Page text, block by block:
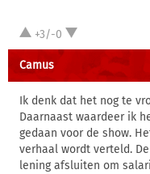
+3/-0
Camus
Ik denk dat het nog te
Daarnaast waardeer ik
gedaan voor de show.
verhaal wordt verteld.
lening afsluiten om